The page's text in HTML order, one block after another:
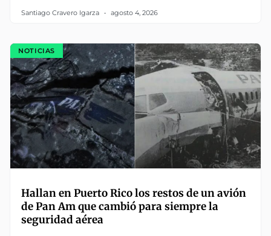
Santiago Cravero Igarza agosto 4, 2026
NOTICIAS
Hallan en Puerto Rico los restos de un avión
de Pan Am que cambió para siempre la
seguridad aérea